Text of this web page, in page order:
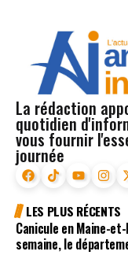
La rédaction
quotidien
vous fournir
journée
LES PLUS RÉCENTS
Canicule en Maine-
semaine, le